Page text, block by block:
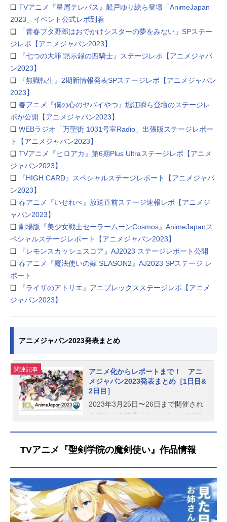
❏ TVアニメ『星屑テレパス』船戸ゆり絵ら登壇「AnimeJapan
2023」イベント公式レポ到着
❏
「青春ブタ野郎はおでかけシスターの夢をみない」SPステー
ジレポ【アニメジャパン2023】
❏
『七つの大罪 黙示録の四騎士』ステージレポ【アニメジャパ
ン2023】
❏
『無職転生』2期新情報発表SPステージレポ【アニメジャパン
2023】
❏ 春アニメ『僕の心のヤバイやつ』堀江瞬ら登壇のステージレ
ポが公開【アニメジャパン2023】
❏ WEBラジオ「万聖街 1031号室Radio」出張版ステージレポー
ト【アニメジャパン2023】
❏ TVアニメ『ヒロアカ』第6期Plus Ultraステージレポ【アニメ
ジャパン2023】
❏
『HIGH CARD』スペシャルステージレポート【アニメジャパ
ン2023】
❏ 春アニメ『いせれべ』放送直前ステージ速報レポ【アニメジ
ャパン2023】
❏ 劇場版『美少女戦士セーラームーンCosmos』AnimeJapanス
ペシャルステージレポート【アニメジャパン2023】
❏
『レモンスカッシュスコア』AJ2023 ステージレポート公開
❏ 春アニメ『魔法使いの嫁 SEASON2』AJ2023 SPステージ レ
ポート
❏
『ライザのアトリエ』アニプレックスステージレポ【アニメ
ジャパン2023】
アニメジャパン2023発表まとめ
関連記事
アニメ化からレポートまで！ アニ
メジャパン2023発表まとめ［1日目&
2日目］
2023年3月25日〜26日まで開催され
るアニメの祭典「AnimeJapan2023
ナが明けたこともあり、会場は大盛
に、多くの新情報が公開されていま
す。アニメイトタイムズでは、Anim
eJapan2023の1日目に公開された記
事をまとめました。2日目は随時更新
TVアニメ『聖剣学院の魔剣使い』作品情報